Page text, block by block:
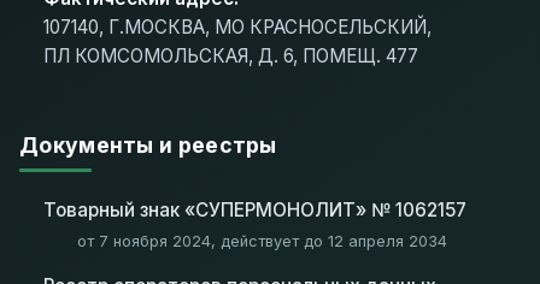
107140, Г.МОСКВА, МО КРАСНОСЕЛЬСКИЙ,
ПЛ КОМСОМОЛЬСКАЯ, Д. 6, ПОМЕЩ. 477
Документы и реестры
Товарный знак «СУПЕРМОНОЛИТ» № 1062157
от 7 ноября 2024, действует до 12 апреля 2034